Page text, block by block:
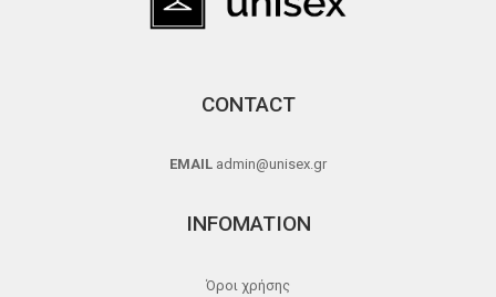
CONTACT
EMAIL admin@unisex.gr
INFOMATION
Όροι χρήσης